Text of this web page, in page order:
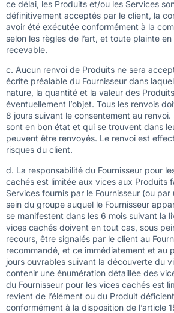
ce délai, les Produits et/ou les Services
définitivement acceptés par le client, la
avoir été exécutée conformément à la
selon les règles de l’art, et toute plainte
recevable.
c. Aucun renvoi de Produits ne sera
écrite préalable du Fournisseur dans
nature, la quantité et la valeur des
éventuellement l’objet. Tous les renvois
8 jours suivant le consentement au renvoi.
sont en bon état et qui se trouvent dans
peuvent être renvoyés. Le renvoi est
risques du client.
d. La responsabilité du Fournisseur pour
cachés est limitée aux vices aux Produits
Services fournis par le Fournisseur (ou
sein du groupe auquel le Fournisseur
se manifestent dans les 6 mois suivant la
vices cachés doivent en tout cas, sous
recours, être signalés par le client au
recommandé, et ce immédiatement et au
jours ouvrables suivant la découverte du
contenir une énumération détaillée des
du Fournisseur pour les vices cachés est
revient de l’élément ou du Produit
conformément à la disposition de l’article